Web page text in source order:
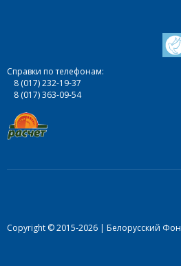
Справки по телефонам:
8 (017) 232-19-37
8 (017) 363-09-54
Copyright © 2015-2026 | Белорусский